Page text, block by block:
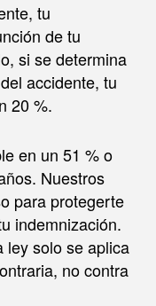
tu
de tu
si se determina
accidente, tu
20 %.
en un 51 % o
Nuestros
para protegerte
indemnización.
ley solo se aplica
no contra